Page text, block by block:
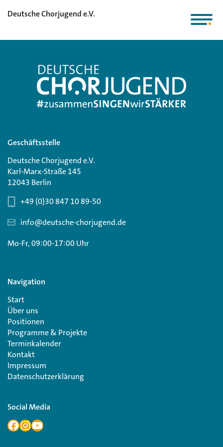
Deutsche Chorjugend e.V.
Geschäftsstelle
Deutsche Chorjugend e.V.
Karl-Marx-Straße 145
12043 Berlin
+49 (0)30 847 10 89-50
info@deutsche-chorjugend.de
Mo-Fr, 09:00-17:00 Uhr
Navigation
Start
Über uns
Positionen
Programme & Projekte
Terminkalender
Kontakt
Impressum
Datenschutzerklärung
Social Media